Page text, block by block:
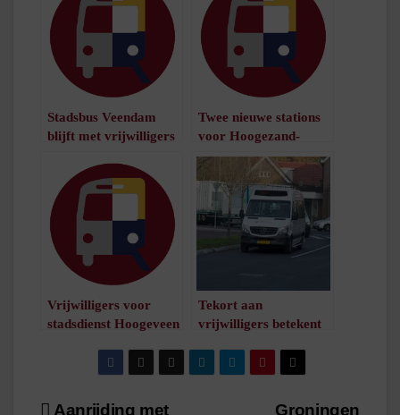
Stadsbus Veendam
blijft met vrijwilligers
Twee nieuwe stations
voor Hoogezand-
Sappemeer
minuut leestijd
Vrijwilligers voor
stadsdienst Hoogeveen
Tekort aan
vrijwilligers betekent
505
/ 1minuut leestijd
Groningen
Aanrijding met